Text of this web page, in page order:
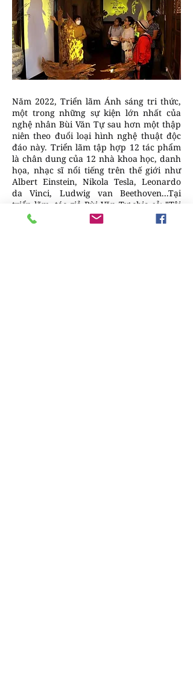
Năm 2022, Triển lãm Ánh sáng tri thức,
một trong những sự kiện lớn nhất của
nghệ nhân Bùi Văn Tự sau hơn một thập
niên theo đuổi loại hình nghệ thuật độc
đáo này. Triển lãm tập hợp 12 tác phẩm
là chân dung của 12 nhà khoa học, danh
họa, nhạc sĩ nổi tiếng trên thế giới như
Albert Einstein, Nikola Tesla, Leonardo
da Vinci, Ludwig van Beethoven...Tại
triển lãm, tác giả Bùi Văn Tự chia sẻ: "Tôi
luôn tìm kiếm những thể hiện mới mẻ cho
từng câu chuyện. Tôi tìm thấy cảm hứng